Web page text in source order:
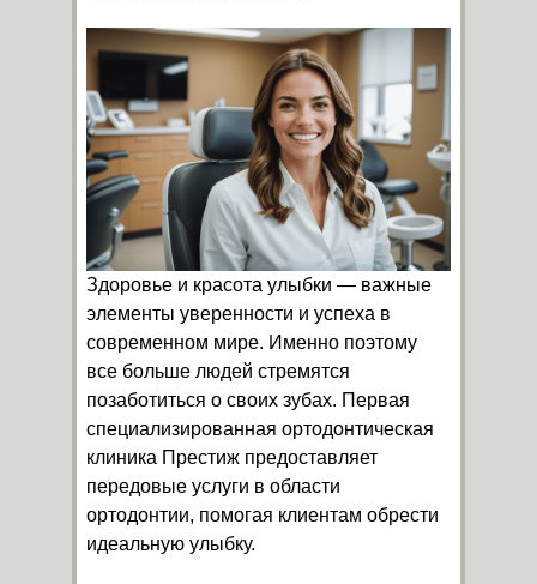
Здоровье и красота улыбки — важные
элементы уверенности и успеха в
современном мире. Именно поэтому
все больше людей стремятся
позаботиться о своих зубах. Первая
специализированная ортодонтическая
клиника Престиж предоставляет
передовые услуги в области
ортодонтии, помогая клиентам обрести
идеальную улыбку.